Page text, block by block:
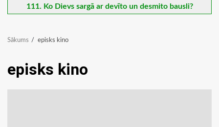
111. Ko Dievs sargā ar devīto un desmito bausli?
Sākums episks kino
episks kino